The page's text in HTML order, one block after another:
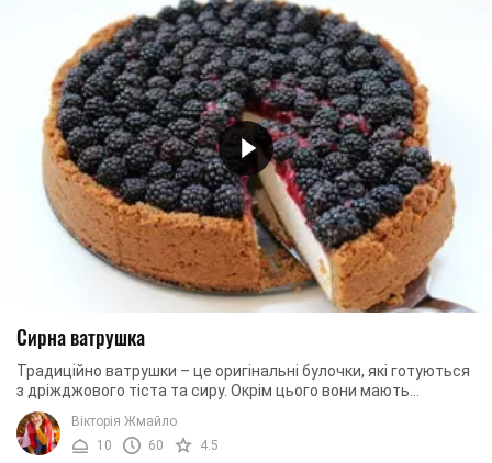
Сирна ватрушка
Традиційно ватрушки – це оригінальні булочки, які готуються
з дріжджового тіста та сиру. Окрім цього вони мають
унікальний вигляд та, звичайно, смак. ...
Вікторія Жмайло
10
60 4.5